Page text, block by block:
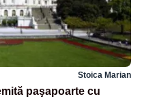
Stoica Marian
paşapoarte cu